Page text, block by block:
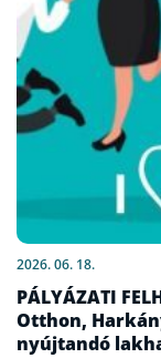
2026. 06. 18.
PÁLYÁZATI
Otthon,
nyújtandó